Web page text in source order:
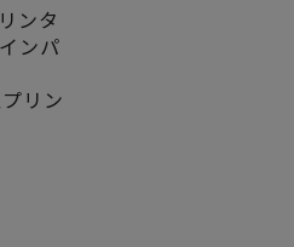
ンタ
ンパ
リン